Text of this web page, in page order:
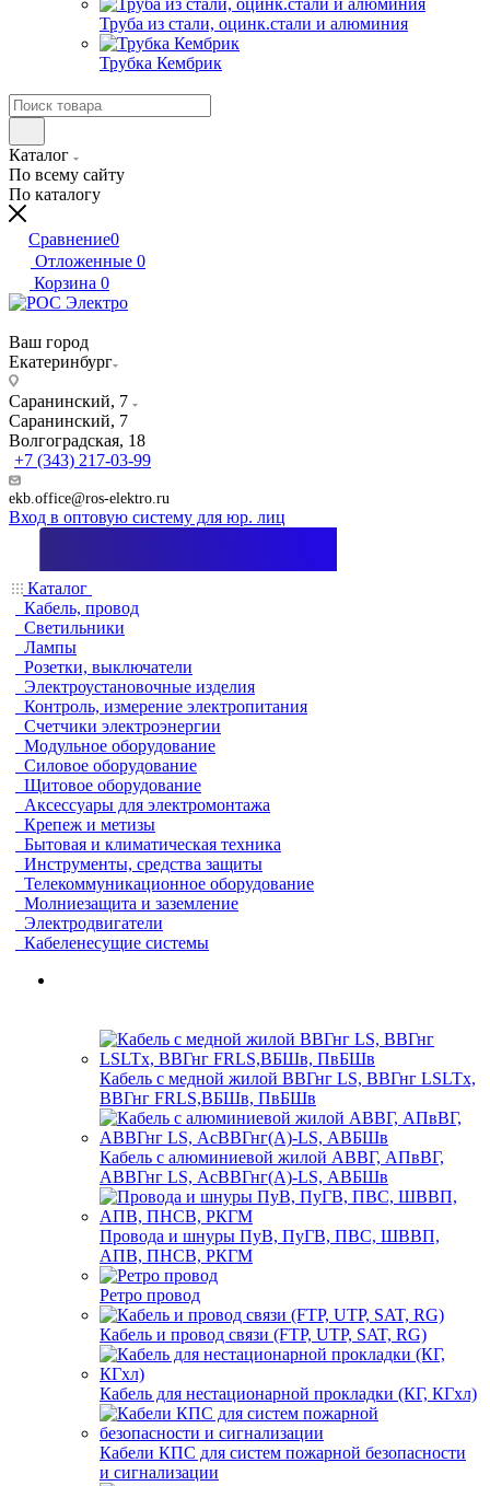
Труба из стали, оцинк.стали и алюминия
Трубка Кембрик
Каталог
По всему сайту
По каталогу
Сравнение0
Отложенные 0
Корзина 0
Ваш город
Екатеринбург
Саранинский, 7
Саранинский, 7
Волгоградская, 18
+7 (343) 217-03-99
ekb.office@ros-elektro.ru
Вход в оптовую систему для юр. лиц
Каталог
Кабель, провод
Светильники
Лампы
Розетки, выключатели
Электроустановочные изделия
Контроль, измерение электропитания
Счетчики электроэнергии
Модульное оборудование
Силовое оборудование
Щитовое оборудование
Аксессуары для электромонтажа
Крепеж и метизы
Бытовая и климатическая техника
Инструменты, средства защиты
Телекоммуникационное оборудование
Молниезащита и заземление
Электродвигатели
Кабеленесущие системы
Кабель с медной жилой ВВГнг LS, ВВГнг LSLTx,
ВВГнг FRLS,ВБШв, ПвБШв
Кабель с алюминиевой жилой АВВГ, АПвВГ,
АВВГнг LS, АсВВГнг(А)-LS, АВБШв
Провода и шнуры ПуВ, ПуГВ, ПВС, ШВВП,
АПВ, ПНСВ, РКГМ
Ретро провод
Кабель и провод связи (FTP, UTP, SAT, RG)
Кабель для нестационарной прокладки (КГ, КГхл)
Кабели КПС для систем пожарной безопасности
и сигнализации